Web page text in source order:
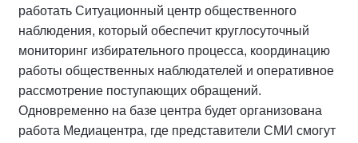
работать Ситуационный центр общественного
наблюдения, который обеспечит круглосуточный
мониторинг избирательного процесса, координацию
работы общественных наблюдателей и оперативное
рассмотрение поступающих обращений.
Одновременно на базе центра будет организована
работа Медиацентра, где представители СМИ смогут